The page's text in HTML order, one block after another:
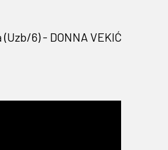
6) - DONNA VEKIĆ